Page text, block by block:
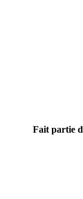
Fait partie